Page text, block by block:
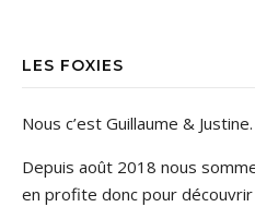
LES FOXIES
Nous c’est Guillaume & Justine.
Depuis août 2018 nous
en profite donc pour